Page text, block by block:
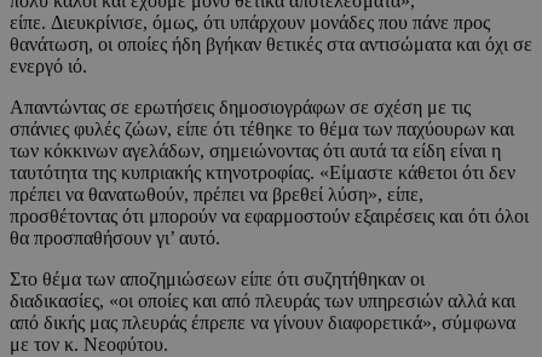
είπε. Διευκρίνισε, όμως, ότι υπάρχουν μονάδες που πάνε προς
θανάτωση, οι οποίες ήδη βγήκαν θετικές στα αντισώματα και όχι σε
ενεργό ιό.
Απαντώντας σε ερωτήσεις δημοσιογράφων σε σχέση με τις
σπάνιες φυλές ζώων, είπε ότι τέθηκε το θέμα των παχύουρων και
των κόκκινων αγελάδων, σημειώνοντας ότι αυτά τα είδη είναι η
ταυτότητα της κυπριακής κτηνοτροφίας. «Είμαστε κάθετοι ότι δεν
πρέπει να θανατωθούν, πρέπει να βρεθεί λύση», είπε,
προσθέτοντας ότι μπορούν να εφαρμοστούν εξαιρέσεις και ότι όλοι
θα προσπαθήσουν γι’ αυτό.
Στο θέμα των αποζημιώσεων είπε ότι συζητήθηκαν οι
διαδικασίες, «οι οποίες και από πλευράς των υπηρεσιών αλλά και
από δικής μας πλευράς έπρεπε να γίνουν διαφορετικά», σύμφωνα
με τον κ. Νεοφύτου.